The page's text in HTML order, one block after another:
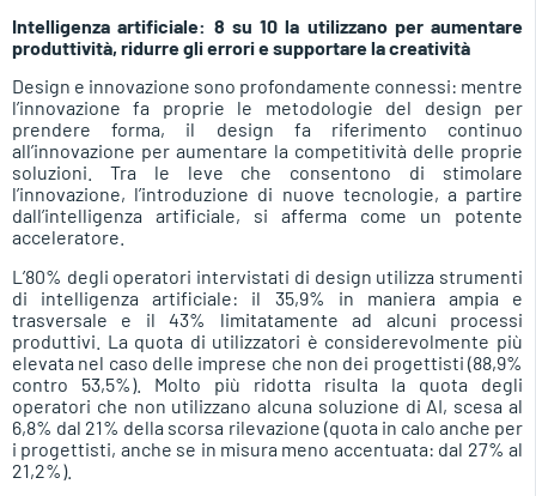
Intelligenza artificiale: 8 su 10 la utilizzano per aumentare
produttività, ridurre gli errori e supportare la creatività
Design e innovazione sono profondamente connessi: mentre
l’innovazione fa proprie le metodologie del design per
prendere forma, il design fa riferimento continuo
all’innovazione per aumentare la competitività delle proprie
soluzioni. Tra le leve che consentono di stimolare
l’innovazione, l’introduzione di nuove tecnologie, a partire
dall’intelligenza artificiale, si afferma come un potente
acceleratore.
L’80% degli operatori intervistati di design utilizza strumenti
di intelligenza artificiale: il 35,9% in maniera ampia e
trasversale e il 43% limitatamente ad alcuni processi
produttivi. La quota di utilizzatori è considerevolmente più
elevata nel caso delle imprese che non dei progettisti (88,9%
contro 53,5%). Molto più ridotta risulta la quota degli
operatori che non utilizzano alcuna soluzione di AI, scesa al
6,8% dal 21% della scorsa rilevazione (quota in calo anche per
i progettisti, anche se in misura meno accentuata: dal 27% al
21,2%).